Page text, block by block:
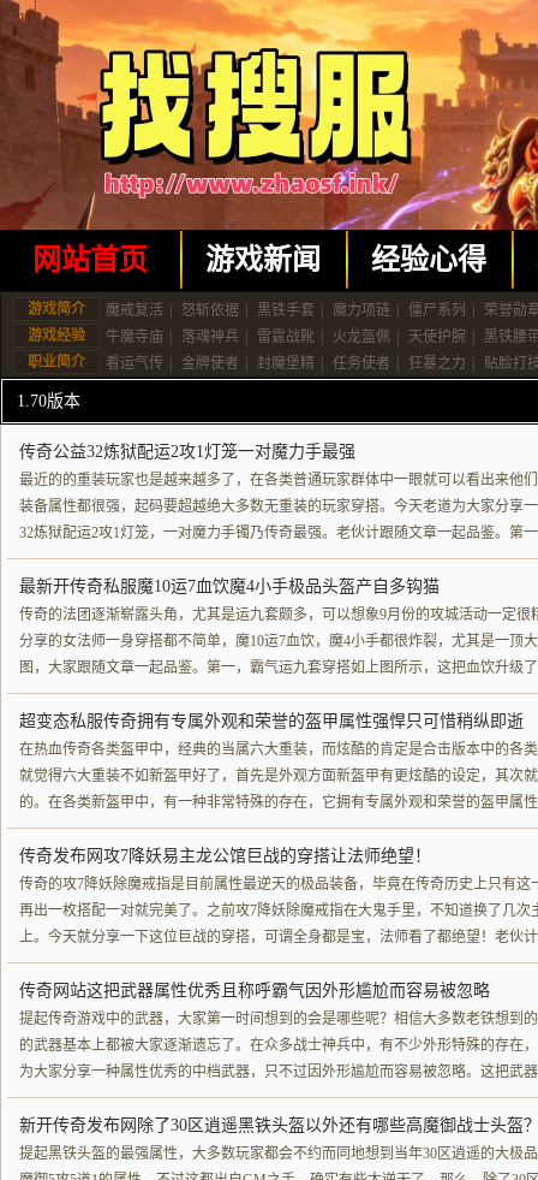
网站首页 游戏新闻 经验心得
游戏简介 魔戒复活 怒斩依据 黑铁手套 魔力项链 僵尸系列
荣誉勋
游戏经验
牛魔寺庙 落魂神兵 雷霆战靴 火龙盔佩 天使护腕
黑铁腰
职业简介
看运气传 金牌使者 封魔堡精 任务使者 狂暴之力 贴脸打
1.70版本
传奇公益32炼狱配运2攻1灯笼一对魔力手最强
最近的的重装玩家也是越来越多了，在各类普通玩家群体中一眼就可以看出来他
装备属性都很强，起码要超越绝大多数无重装的玩家穿搭。今天老道为大家分享
32炼狱配运2攻1灯笼，一对魔力手镯乃传奇最强。老伙计跟随文章一起品鉴。第
最新开传奇私服魔10运7血饮魔4小手极品头盔产自多钩猫
传奇的法团逐渐崭露头角，尤其是运九套颇多，可以想象9月份的攻城活动一定
分享的女法师一身穿搭都不简单，魔10运7血饮，魔4小手都很炸裂，尤其是一顶
图，大家跟随文章一起品鉴。第一，霸气运九套穿搭如上图所示，这把血饮升级
超变态私服传奇拥有专属外观和荣誉的盔甲属性强悍只可惜稍纵即逝
在热血传奇各类盔甲中，经典的当属六大重装，而炫酷的肯定是合击版本中的各
就觉得六大重装不如新盔甲好了，首先是外观方面新盔甲有更炫酷的设定，其次
的。在各类新盔甲中，有一种非常特殊的存在，它拥有专属外观和荣誉的盔甲属
传奇发布网攻7降妖易主龙公馆巨战的穿搭让法师绝望！
传奇的攻7降妖除魔戒指是目前属性最逆天的极品装备，毕竟在传奇历史上只有
再出一枚搭配一对就完美了。之前攻7降妖除魔戒指在大鬼手里，不知道换了几
上。今天就分享一下这位巨战的穿搭，可谓全身都是宝，法师看了都绝望！老伙
传奇网站这把武器属性优秀且称呼霸气因外形尴尬而容易被忽略
提起传奇游戏中的武器，大家第一时间想到的会是哪些呢？相信大多数老铁想到
的武器基本上都被大家逐渐遗忘了。在众多战士神兵中，有不少外形特殊的存在
为大家分享一种属性优秀的中档武器，只不过因外形尴尬而容易被忽略。这把武
新开传奇发布网除了30区逍遥黑铁头盔以外还有哪些高魔御战士头盔
提起黑铁头盔的最强属性，大多数玩家都会不约而同地想到当年30区逍遥的大极